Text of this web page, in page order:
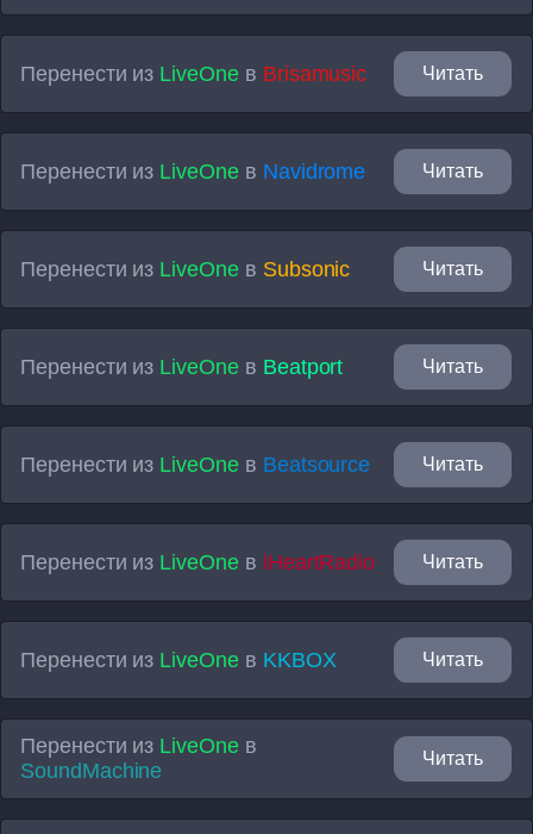
Перенести из LiveOneв Brisamusic Читать
Перенести из LiveOneв Navidrome Читать
Перенести из LiveOneв Subsonic Читать
Перенести из LiveOneв Beatport Читать
Перенести из LiveOneв Beatsource Читать
Перенести из LiveOneв iHeartRadio Читать
Перенести из LiveOneв KKBOX Читать
Перенести из LiveOneв
SoundMachine
Читать